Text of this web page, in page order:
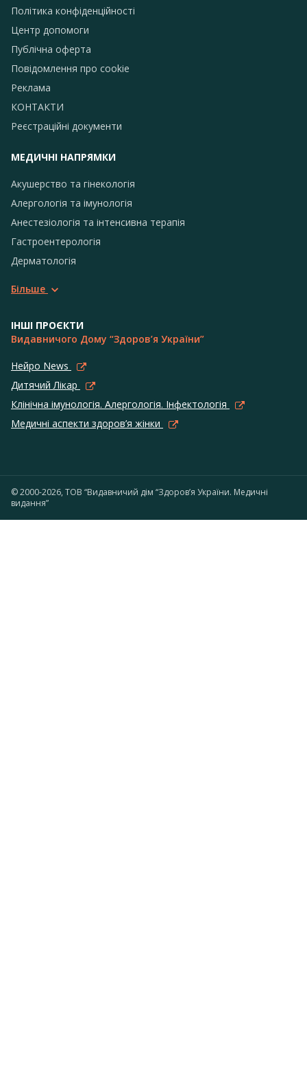
Політика конфіденційності
Центр допомоги
Публічна оферта
Повідомлення про сookie
Реклама
КОНТАКТИ
Реєстраційні документи
МЕДИЧНІ НАПРЯМКИ
Акушерство та гінекологія
Алергологія та імунологія
Анестезіологія та інтенсивна терапія
Гастроентерологія
Дерматологія
Більше
ІНШІ ПРОЄКТИ
Видавничого Дому “Здоров’я України”
Нейро News
Дитячий Лікар
Клінічна імунологія. Алергологія. Інфектологія
Медичні аспекти здоров’я жінки
© 2000-2026, ТОВ “Видавничий дім “Здоров’я України. Медичні
видання”